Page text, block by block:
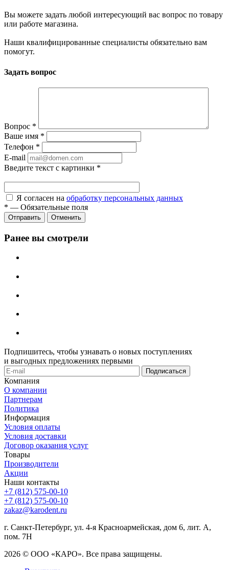
Вы можете задать любой интересующий вас вопрос по товару
или работе магазина.
Наши квалифицированные специалисты обязательно вам
помогут.
Задать вопрос
Вопрос *
Ваше имя *
Телефон *
E-mail
Введите текст с картинки *
Я согласен на обработку персональных данных
* — Обязательные поля
Отправить Отменить
Ранее вы смотрели
Подпишитесь, чтобы узнавать о новых поступлениях
и выгодных предложениях первыми
Компания
О компании
Партнерам
Политика
Информация
Условия оплаты
Условия доставки
Договор оказания услуг
Товары
Производители
Акции
Наши контакты
+7 (812) 575-00-10
+7 (812) 575-00-10
zakaz@karodent.ru
г. Санкт-Петербург, ул. 4-я Красноармейская, дом 6, лит. А,
пом. 7Н
2026 © ООО «КАРО». Все права защищены.